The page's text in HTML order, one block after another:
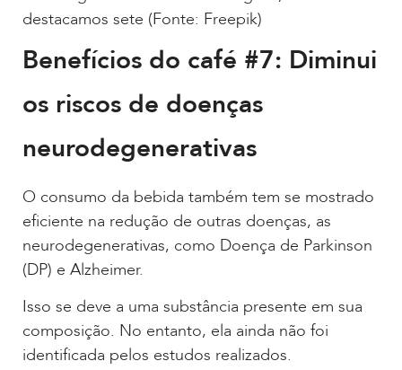
destacamos sete (Fonte: Freepik)
Benefícios do café #7: Diminui
os riscos de doenças
neurodegenerativas
O consumo da bebida também tem se mostrado
eficiente na redução de outras doenças, as
neurodegenerativas, como Doença de Parkinson
(DP) e Alzheimer.
Isso se deve a uma substância presente em sua
composição. No entanto, ela ainda não foi
identificada pelos estudos realizados.